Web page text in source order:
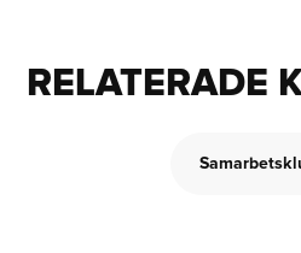
RELATERADE